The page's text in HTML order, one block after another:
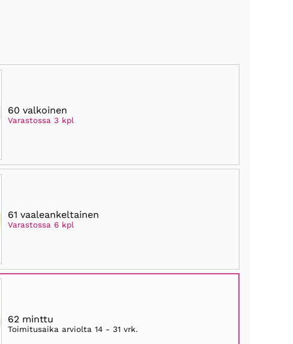
60 valkoinen
Varastossa 3 kpl
61 vaaleankeltainen
Varastossa 6 kpl
62 minttu
Toimitusaika arviolta 14 - 31 vrk.